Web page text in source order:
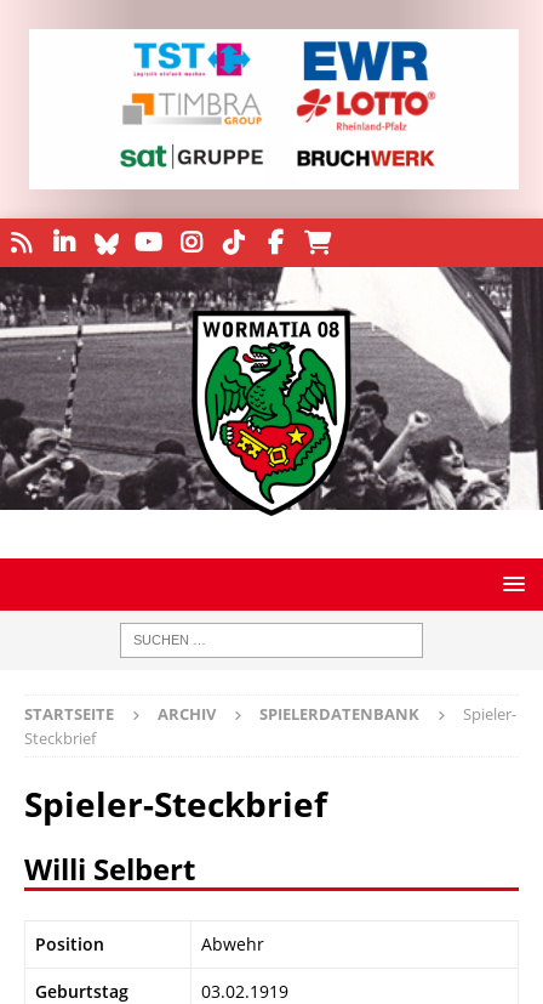
STARTSEITE ARCHIV SPIELERDATENBANK
Spieler-
Steckbrief
Spieler-Steckbrief
Willi Selbert
Position Abwehr
Geburtstag 03.02.1919